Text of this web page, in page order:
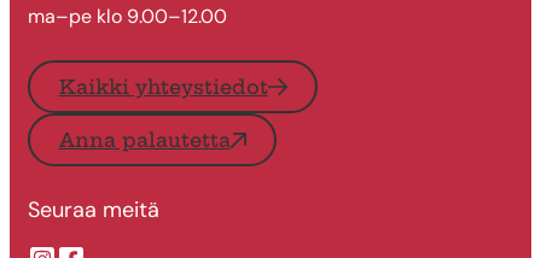
ma–pe klo 9.00–12.00
Kaikki yhteystiedot
Anna palautetta
Seuraa meitä